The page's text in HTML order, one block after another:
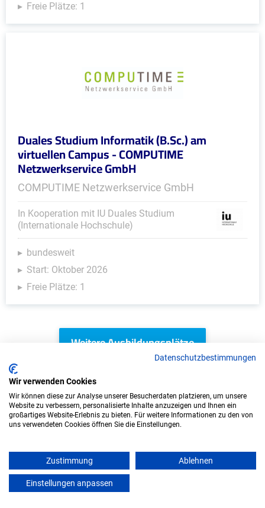
Freie Plätze: 1
Duales Studium Informatik (B.Sc.) am
virtuellen Campus - COMPUTIME
Netzwerkservice GmbH
COMPUTIME Netzwerkservice GmbH
In Kooperation mit IU Duales Studium
(Internationale Hochschule)
bundesweit
Start: Oktober 2026
Freie Plätze: 1
Weitere Ausbildungsplätze
KFZ - Ausbildungsplätze
Datenschutzbestimmungen
Wir verwenden Cookies
Wir können diese zur Analyse unserer Besucherdaten platzieren, um unsere
Website zu verbessern, personalisierte Inhalte anzuzeigen und Ihnen ein
großartiges Website-Erlebnis zu bieten. Für weitere Informationen zu den von
uns verwendeten Cookies öffnen Sie die Einstellungen.
Zustimmung Ablehnen
Einstellungen anpassen